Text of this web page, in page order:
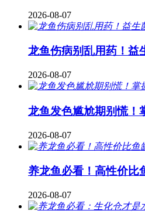
2026-08-07
龙鱼伤病别乱用药！益
2026-08-07
龙鱼发色尴尬期别慌！
2026-08-07
养龙鱼必看！高性价比
2026-08-07